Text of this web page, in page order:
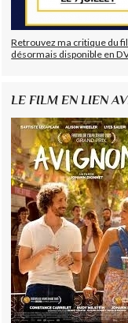
Retrouvez ma critique du
désormais disponible en
LE FILM EN LIEN